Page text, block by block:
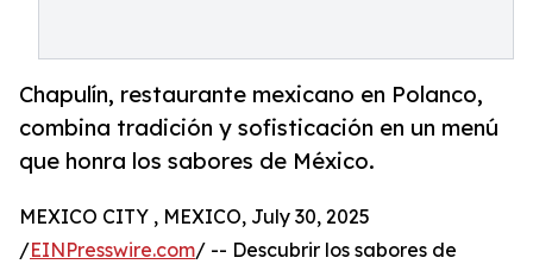
Chapulín, restaurante mexicano en Polanco,
combina tradición y sofisticación en un menú
que honra los sabores de México.
MEXICO CITY , MEXICO, July 30, 2025
/EINPresswire.com/ -- Descubrir los sabores de